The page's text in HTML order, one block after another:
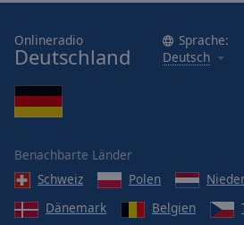
Onlineradio
Deutschland
Sprache:
Deutsch
Benachbarte Länder
Schweiz
Polen
Dänemark
Belgien